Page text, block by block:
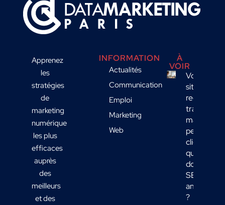
Apprenez
les
stratégies
de
marketing
numérique
les plus
efficaces
auprès
des
meilleurs
et des
INFORMATION
Actualités
Communication
Emploi
Marketing
Web
À
VOIR
Votre
site
reçoit du
trafic
mais
peu de
clients :
quelles
données
SEO
analyser
?